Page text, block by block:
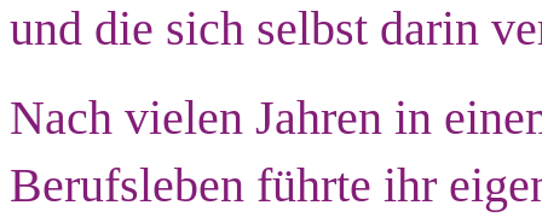
und die sich selbst darin
Nach vielen Jahren in
Berufsleben führte ihr